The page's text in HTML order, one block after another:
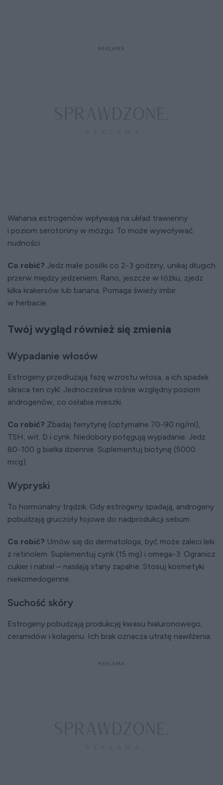
Wahania estrogenów wpływają na układ trawienny
i poziom serotoniny w mózgu. To może wywoływać
nudności.
Co robić? Jedz małe posiłki co 2-3 godziny, unikaj długich
przerw między jedzeniem. Rano, jeszcze w łóżku, zjedz
kilka krakersów lub banana. Pomaga świeży imbir
w herbacie.
Twój wygląd również się zmienia
Wypadanie włosów
Estrogeny przedłużają fazę wzrostu włosa, a ich spadek
skraca ten cykl. Jednocześnie rośnie względny poziom
androgenów, co osłabia mieszki.
Co robić? Zbadaj ferrytynę (optymalne 70-90 ng/ml),
TSH, wit. D i cynk. Niedobory potęgują wypadanie. Jedz
80-100 g białka dziennie. Suplementuj biotynę (5000
mcg).
Wypryski
To hormonalny trądzik. Gdy estrogeny spadają, androgeny
pobudzają gruczoły łojowe do nadprodukcji sebum.
Co robić? Umów się do dermatologa, być może zaleci leki
z retinolem. Suplementuj cynk (15 mg) i omega-3. Ogranicz
cukier i nabiał – nasilają stany zapalne. Stosuj kosmetyki
niekomedogenne.
Suchość skóry
Estrogeny pobudzają produkcję kwasu hialuronowego,
ceramidów i kolagenu. Ich brak oznacza utratę nawilżenia.